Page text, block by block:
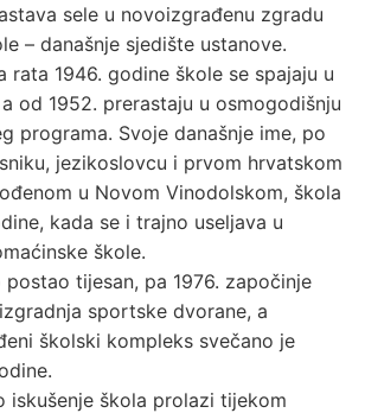
sele u novoizgrađenu zgradu
– današnje sjedište ustanove.
rata 1946. godine škole se spajaju u
od 1952. prerastaju u osmogodišnju
programa. Svoje današnje ime, po
jezikoslovcu i prvom hrvatskom
u Novom Vinodolskom, škola
kada se i trajno useljava u
škole.
tijesan, pa 1976. započinje
sportske dvorane, a
školski kompleks svečano je
iskušenje škola prolazi tijekom